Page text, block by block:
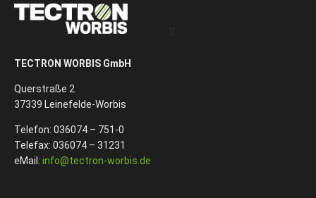
TECTRON WORBIS GmbH
Querstraße 2
37339 Leinefelde-Worbis
Telefon: 036074 – 751-0
Telefax: 036074 – 31231
eMail: info@tectron-worbis.de